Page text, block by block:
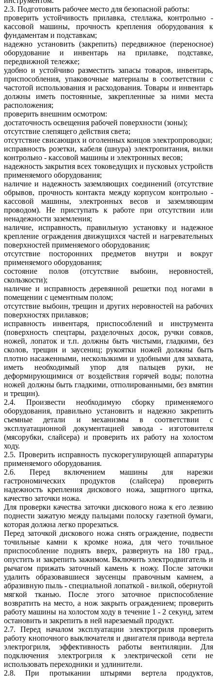
2.3. Подготовить рабочее место для безопасной работы:
проверить устойчивость прилавка, стеллажа, контрольно -
кассовой машины, прочность крепления оборудования к
фундаментам и подставкам;
надежно установить (закрепить) передвижное (переносное)
оборудование и инвентарь на прилавке, подставке,
передвижной тележке;
удобно и устойчиво разместить запасы товаров, инвентарь,
приспособления, упаковочные материалы в соответствии с
частотой использования и расходования. Товары и инвентарь
должны иметь постоянные, закрепленные за ними места
расположения;
проверить внешним осмотром:
достаточность освещения рабочей поверхности (зоны);
отсутствие слепящего действия света;
отсутствие свисающих и оголенных концов электропроводки;
исправность розетки, кабеля (шнура) электропитания, вилки
контрольно - кассовой машины и электронных весов;
надежность закрытия всех токоведущих и пусковых устройств
применяемого оборудования;
наличие и надежность заземляющих соединений (отсутствие
обрывов, прочность контакта между корпусом контрольно -
кассовой машины, электронных весов и заземляющим
проводом). Не приступать к работе при отсутствии или
ненадежности заземления;
наличие, исправность, правильную установку и надежное
крепление ограждения движущихся частей и нагревательных
поверхностей применяемого оборудования;
отсутствие посторонних предметов внутри и вокруг
применяемого оборудования;
состояние полов (отсутствие выбоин, неровностей,
скользкости);
наличие и исправность деревянной решетки под ногами в
помещении с цементным полом;
отсутствие выбоин, трещин и других неровностей на рабочих
поверхностях прилавков;
исправность инвентаря, приспособлений и инструмента
(поверхность спецтары, разделочных досок, ручки совков,
ножей, лопаток и т.п. должны быть чистыми, гладкими, без
сколов, трещин и заусениц; рукоятки ножей должны быть
плотно насаженными, нескользкими и удобными для захвата,
иметь необходимый упор для пальцев руки, не
деформирующимися от воздействия горячей воды; полотна
ножей должны быть гладкими, отполированными, без вмятин
и трещин).
2.4. Произвести необходимую сборку применяемого
оборудования, правильно установить и надежно закрепить
съемные детали и механизмы в соответствии с
эксплуатационной документацией завода - изготовителя
(мясорубки, слайсера) и проверить их работу на холостом
ходу.
2.5. Проверить исправность пускорегулирующей аппаратуры
применяемого оборудования.
2.6. Перед включением машины для нарезки
гастрономических продуктов (слайсера) проверить
надежность крепления дискового ножа, защитного щитка,
качество заточки ножа.
Для проверки качества заточки дискового ножа к его лезвию
поднести зажатую между пальцами полоску газетной бумаги,
которая должна легко прорезаться.
Перед заточкой дискового ножа снять ограждение, подвести
точильные камни к кромке ножа, для чего точильное
приспособление поднять вверх, развернуть на 180 град.,
опустить и закрепить зажимом. Включить электродвигатель и
рычагом прижать заточный камень к ножу. После заточки
удалить образовавшиеся заусенцы правочным камнем, а
абразивную пыль - специальной лопаткой - вилкой, обернутой
мягкой тканью. После этого заточное приспособление
возвратить на место, а нож закрыть ограждением; проверить
работу машины на холостом ходу в течение 1 - 2 секунд, затем
остановить и закрепить в ней нарезаемый продукт.
2.7. Перед началом эксплуатации электрогриля проверить
работу кнопочного выключателя и двигателя привода вертела
электрогриля, эффективность работы вентиляции. Для
подключения электрогриля к электрической сети не
использовать переходники и удлинители.
2.8. При протыкании штырями вертела продуктов,